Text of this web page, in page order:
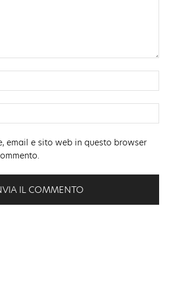
email e sito web in questo browser